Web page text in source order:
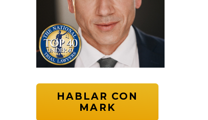
HABLAR CON
MARK